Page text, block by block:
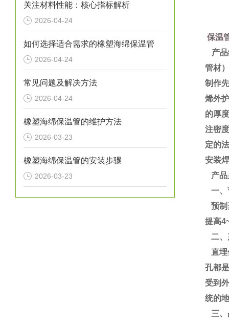
关注材料性能：核心指标解析
2026-04-24
如何选择适合需求的橡塑海绵保温管
2026-04-24
常见问题及解决方法
2026-04-24
橡塑海绵保温管的维护方法
2026-03-23
橡塑海绵保温管的安装步骤
2026-03-23
保温
产品
管材
制作
烯外
的厚
注密
定的
安装
产品
一、
预制
提高
二、
直埋
孔都
受到
统的
三、